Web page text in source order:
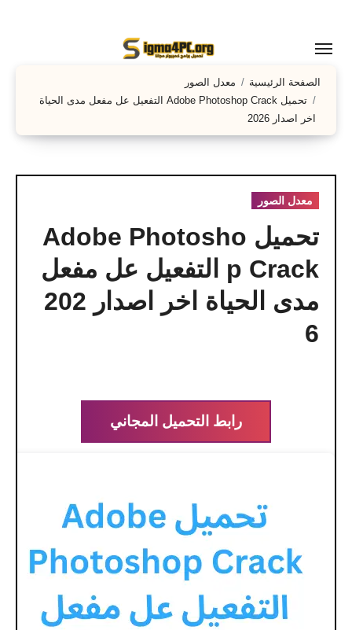
المحتوى
الصفحة الرئيسية
معدل الصور
تحميل Adobe Photoshop Crack التفعيل عل مفعل مدى الحياة
اخر اصدار 2026
معدل الصور
تحميل Adobe Photosho
p Crack التفعيل عل مفعل
مدى الحياة اخر اصدار 202
6
رابط التحميل المجاني